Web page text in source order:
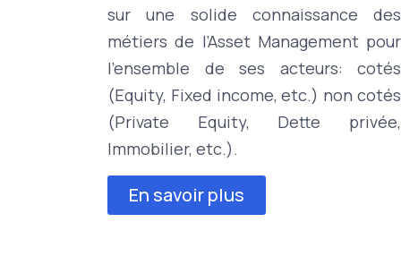
sur une solide connaissance des
métiers de l’Asset Management pour
l’ensemble de ses acteurs: cotés
(Equity, Fixed income, etc.) non cotés
(Private Equity, Dette privée,
Immobilier, etc.).
En savoir plus